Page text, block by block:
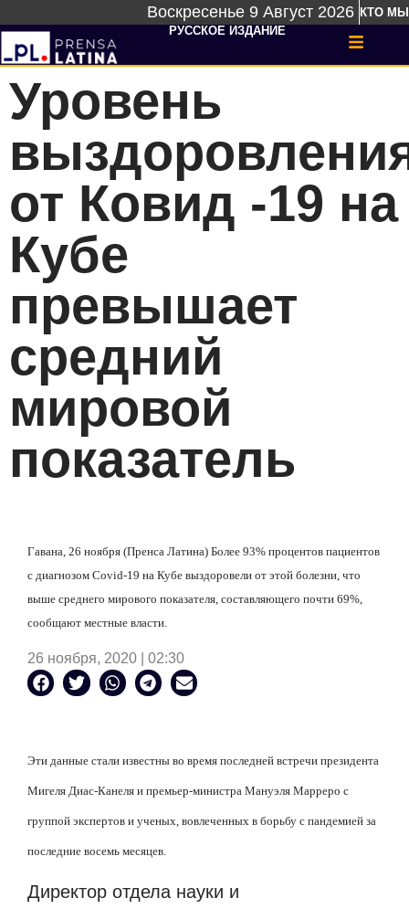
Воскресенье 9 Август 2026 КТО МЫ
РУССКОЕ ИЗДАНИЕ
Уровень
от Ковид -19 на
Кубе
превышает
средний
мировой
показатель
Гавана, 26 ноября (Пренса Латина) Более 93% процентов пациентов
с диагнозом Covid-19 на Кубе выздоровели от этой болезни, что
выше среднего мирового показателя, составляющего почти 69%,
сообщают местные власти.
26 ноября, 2020 | 02:30
Эти данные стали известны во время последней встречи президента
Мигеля Диас-Канеля и премьер-министра Мануэля Марреро с
группой экспертов и ученых, вовлеченных в борьбу с пандемией за
последние восемь месяцев.
Директор отдела науки и